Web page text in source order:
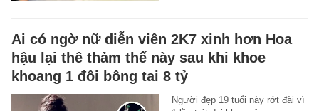
Ai có ngờ nữ diễn viên 2K7 xinh hơn Hoa
hậu lại thê thảm thế này sau khi khoe
khoang 1 đôi bông tai 8 tỷ
Người đẹp 19 tuổi này rớt đài vì